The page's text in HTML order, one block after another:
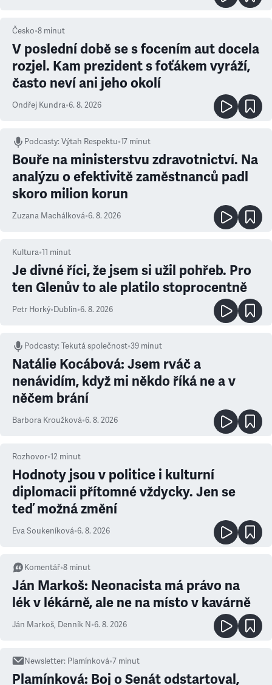
Česko•8 minut
V poslední době se s focením aut docela
rozjel. Kam prezident s foťákem vyráží,
často neví ani jeho okolí
Ondřej Kundra•6. 8. 2026
Podcasty:Výtah Respektu•17 minut
Bouře na ministerstvu zdravotnictví. Na
analýzu o efektivitě zaměstnanců padl
skoro milion korun
Zuzana Machálková•6. 8. 2026
Kultura•11 minut
Je divné říci, že jsem si užil pohřeb. Pro
ten Glenův to ale platilo stoprocentně
Petr Horký•Dublin•6. 8. 2026
Podcasty:Tekutá společnost•39 minut
Natálie Kocábová: Jsem rváč a
nenávidím, když mi někdo říká ne a v
něčem brání
Barbora Kroužková•6. 8. 2026
Rozhovor•12 minut
Hodnoty jsou v politice i kulturní
diplomacii přítomné vždycky. Jen se
teď možná změní
Eva Soukeníková•6. 8. 2026
Komentář•8 minut
Ján Markoš: Neonacista má právo na
lék v lékárně, ale ne na místo v kavárně
Ján Markoš, Denník N•6. 8. 2026
Newsletter: Plamínková•7 minut
Plamínková: Boj o Senát odstartoval,